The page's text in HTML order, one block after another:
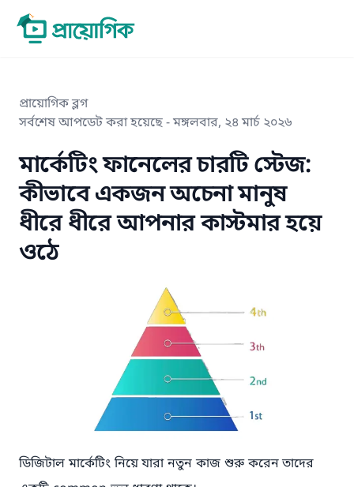
প্রায়োগিক ব্লগ
সর্বশেষ আপডেট করা হয়েছে -মঙ্গলবার, ২৪ মার্চ ২০২৬
মার্কেটিং ফানেলের চারটি স্টেজ:
কীভাবে একজন অচেনা মানুষ
ধীরে ধীরে আপনার কাস্টমার হয়ে
ওঠে
ডিজিটাল মার্কেটিং নিয়ে যারা নতুন কাজ শুরু করেন তাদের